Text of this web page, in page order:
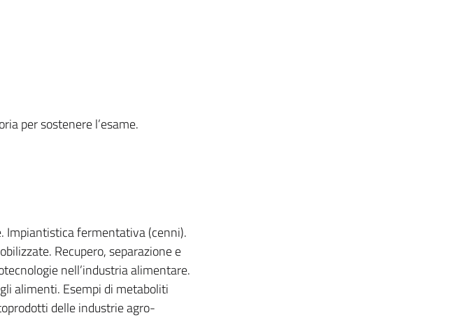
per sostenere l’esame.
Impiantistica fermentativa (cenni).
Recupero, separazione e
nell’industria alimentare.
alimenti. Esempi di metaboliti
delle industrie agro-